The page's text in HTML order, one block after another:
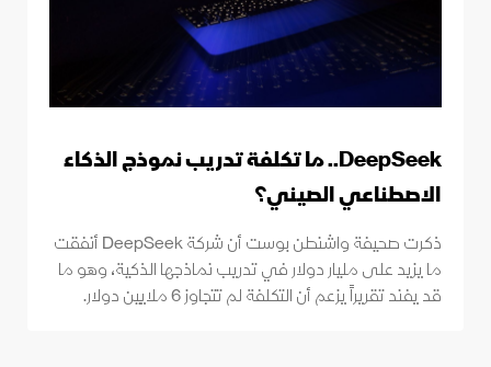
DeepSeek.. ما تكلفة تدريب نموذج الذكاء
الاصطناعي الصيني؟
ذكرت صحيفة واشنطن بوست أن شركة DeepSeek أنفقت
ما يزيد على مليار دولار في تدريب نماذجها الذكية، وهو ما
قد يفند تقريراً يزعم أن التكلفة لم تتجاوز 6 ملايين دولار.